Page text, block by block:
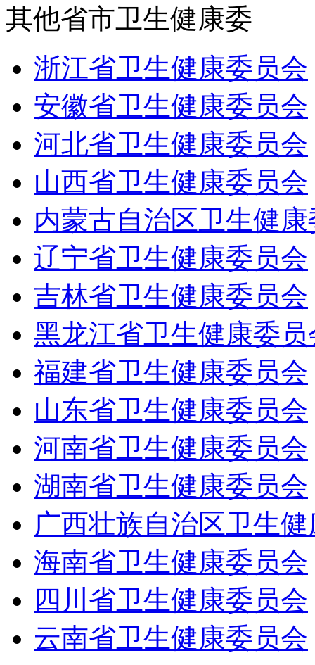
其他省市卫生健康委
浙江省卫生健康委员会
安徽省卫生健康委员会
河北省卫生健康委员会
山西省卫生健康委员会
内蒙古自治区卫生健
辽宁省卫生健康委员会
吉林省卫生健康委员会
黑龙江省卫生健康委员
福建省卫生健康委员会
山东省卫生健康委员会
河南省卫生健康委员会
湖南省卫生健康委员会
广西壮族自治区卫生
海南省卫生健康委员会
四川省卫生健康委员会
云南省卫生健康委员会